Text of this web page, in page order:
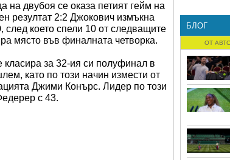
на двубоя се оказа петият гейм на
резултат 2:2 Джокович измъкна
след което спели 10 от следващите
място във финалната четворка.
за 32-ия си полуфинал в
като по този начин измести от
Джими Конърс. Лидер по този
с 43.
БЛОГ
ОТ